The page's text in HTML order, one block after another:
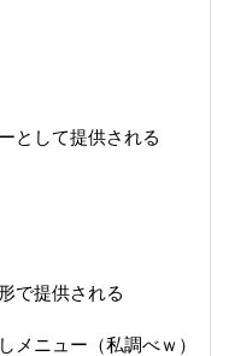
として提供される
で提供される
メニュー（私調べｗ）